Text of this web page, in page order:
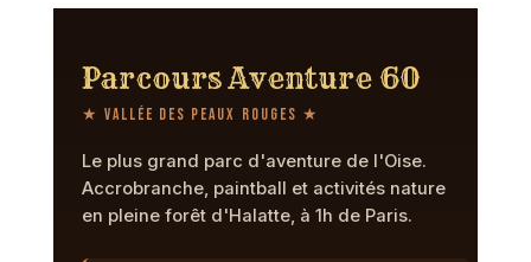
Parcours Aventure 60
★ Vallée des Peaux Rouges ★
Le plus grand parc d'aventure de l'Oise.
Accrobranche, paintball et activités nature
en pleine forêt d'Halatte, à 1h de Paris.